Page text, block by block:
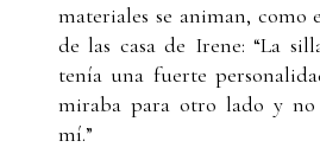
materiales se animan, como
de las casa de Irene: “La
tenía una fuerte
miraba para otro lado y no
mí.”